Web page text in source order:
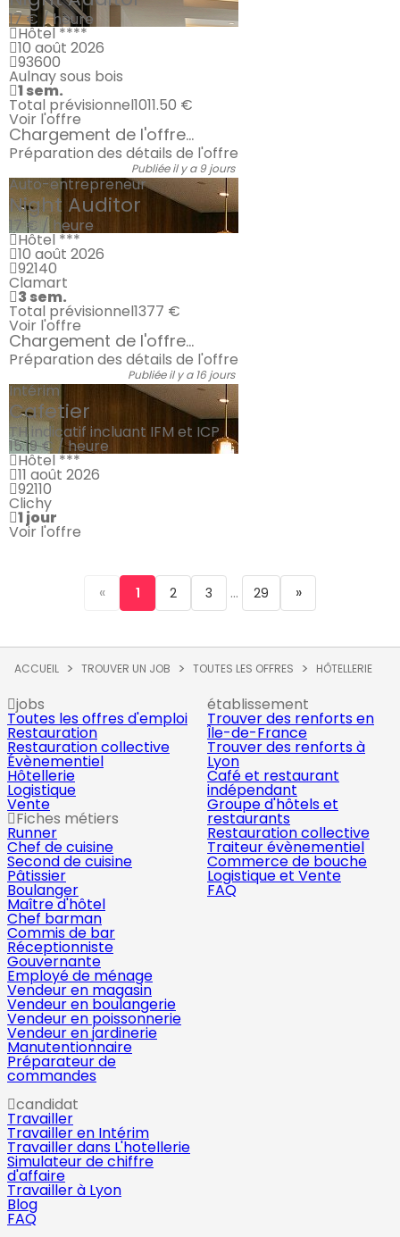
17 € / heure
Hôtel ****
10 août 2026
93600
Aulnay sous bois
1 sem.
Total prévisionnel1011.50 €
Voir l'offre
Chargement de l'offre...
Préparation des détails de l'offre
Publiée il y a 9 jours
Auto-entrepreneur
Night Auditor
17 € / heure
Hôtel ***
10 août 2026
92140
Clamart
3 sem.
Total prévisionnel1377 €
Voir l'offre
Chargement de l'offre...
Préparation des détails de l'offre
Publiée il y a 16 jours
Intérim
Cafetier
TH indicatif incluant IFM et ICP
15.19 € / heure
Hôtel ***
11 août 2026
92110
Clichy
1 jour
Voir l'offre
« 1 2 3 ... 29 »
ACCUEIL TROUVER UN JOB TOUTES LES OFFRES HÔTELLERIE
jobs
Toutes les offres d'emploi
Restauration
Restauration collective
Évènementiel
Hôtellerie
Logistique
Vente
Fiches métiers
Runner
Chef de cuisine
Second de cuisine
Pâtissier
Boulanger
Maître d'hôtel
Chef barman
Commis de bar
Réceptionniste
Gouvernante
Employé de ménage
Vendeur en magasin
Vendeur en boulangerie
Vendeur en poissonnerie
Vendeur en jardinerie
Manutentionnaire
Préparateur de
commandes
établissement
Trouver des renforts en
Île-de-France
Trouver des renforts à
Lyon
Café et restaurant
indépendant
Groupe d'hôtels et
restaurants
Restauration collective
Traiteur évènementiel
Commerce de bouche
Logistique et Vente
FAQ
candidat
Travailler
Travailler en Intérim
Travailler dans L'hotellerie
Simulateur de chiffre
d'affaire
Travailler à Lyon
Blog
FAQ